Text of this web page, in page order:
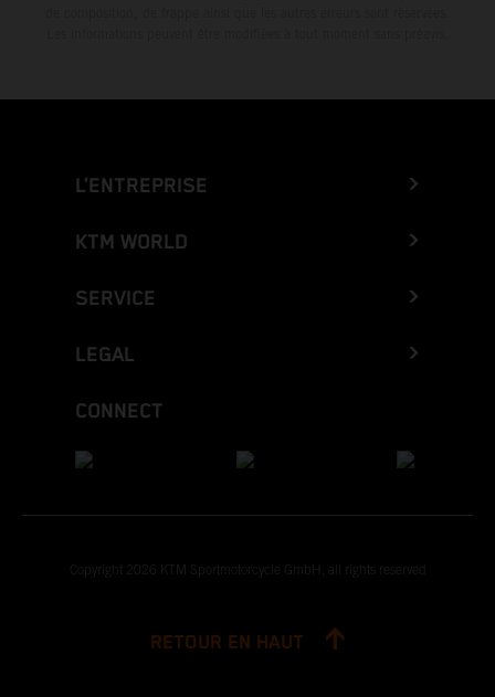
L’ENTREPRISE
KTM WORLD
SERVICE
LEGAL
CONNECT
Copyright 2026 KTM Sportmotorcycle GmbH, all rights reserved
RETOUR EN HAUT